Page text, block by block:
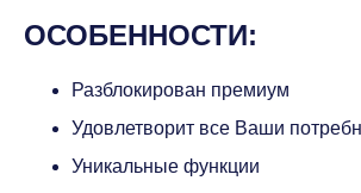
ОСОБЕННОСТИ:
Разблокирован премиум
Удовлетворит все Ваши
Уникальные функции